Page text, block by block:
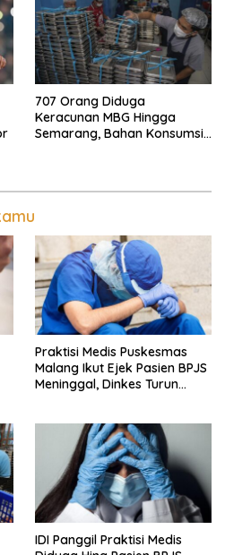
707 Orang Diduga
Keracunan MBG Hingga
Semarang, Bahan Konsumsi
Praktisi Medis Puskesmas
Malang Ikut Ejek Pasien BPJS
Meninggal, Dinkes Turun
IDI Panggil Praktisi Medis